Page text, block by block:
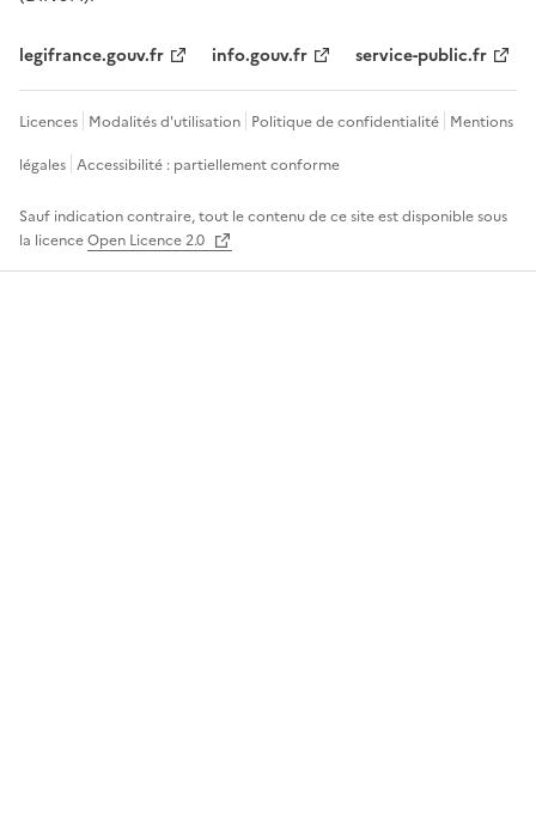
legifrance.gouv.fr info.gouv.fr service-public.fr
Licences Modalités d'utilisation Politique de confidentialité Mentions
légales Accessibilité : partiellement conforme
Sauf indication contraire, tout le contenu de ce site est disponible sous
la licenceOpen Licence 2.0